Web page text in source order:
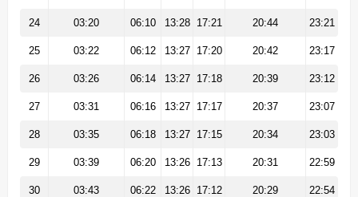
24 03:20 06:10 13:28 17:21 20:44 23:21
25 03:22 06:12 13:27 17:20 20:42 23:17
26 03:26 06:14 13:27 17:18 20:39 23:12
27 03:31 06:16 13:27 17:17 20:37 23:07
28 03:35 06:18 13:27 17:15 20:34 23:03
29 03:39 06:20 13:26 17:13 20:31 22:59
30 03:43 06:22 13:26 17:12 20:29 22:54